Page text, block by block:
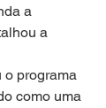
a
a
o programa
como uma